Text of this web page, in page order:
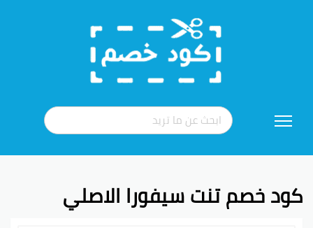
إلى
كود خصم تنت سيفورا الاصلي